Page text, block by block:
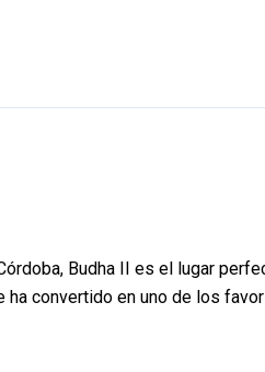
Budha II es el lugar
convertido en uno de los